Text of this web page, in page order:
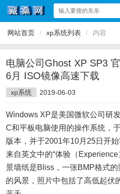
网站首页 / xp系统列表 / 内容
电脑公司Ghost XP SP3
6月 ISO镜像高速下载
xp系统 2019-06-03
Windows XP是美国微软公司研
C和平板电脑使用的操作系统，
版本，并于2001年10月25日开
来自英文中的“体验（
景墙纸是Bliss，一张BMP格式
的风景，照片中包括了高低起伏